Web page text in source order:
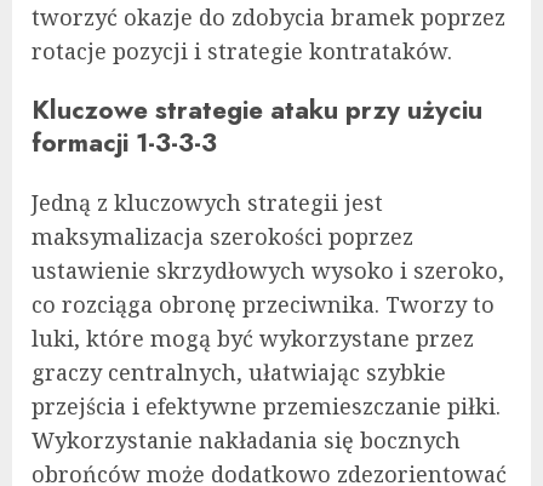
tworzyć okazje do zdobycia bramek poprzez
rotacje pozycji i strategie kontrataków.
Kluczowe strategie ataku przy użyciu
formacji 1-3-3-3
Jedną z kluczowych strategii jest
maksymalizacja szerokości poprzez
ustawienie skrzydłowych wysoko i szeroko,
co rozciąga obronę przeciwnika. Tworzy to
luki, które mogą być wykorzystane przez
graczy centralnych, ułatwiając szybkie
przejścia i efektywne przemieszczanie piłki.
Wykorzystanie nakładania się bocznych
obrońców może dodatkowo zdezorientować